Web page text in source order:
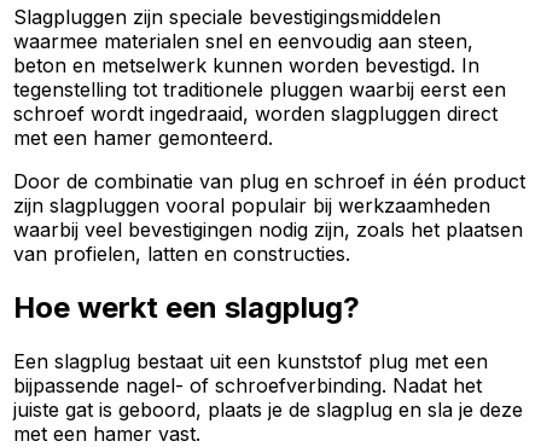
Slagpluggen zijn speciale bevestigingsmiddelen
waarmee materialen snel en eenvoudig aan steen,
beton en metselwerk kunnen worden bevestigd. In
tegenstelling tot traditionele pluggen waarbij eerst een
schroef wordt ingedraaid, worden slagpluggen direct
met een hamer gemonteerd.
Door de combinatie van plug en schroef in één product
zijn slagpluggen vooral populair bij werkzaamheden
waarbij veel bevestigingen nodig zijn, zoals het plaatsen
van profielen, latten en constructies.
Hoe werkt een slagplug?
Een slagplug bestaat uit een kunststof plug met een
bijpassende nagel- of schroefverbinding. Nadat het
juiste gat is geboord, plaats je de slagplug en sla je deze
met een hamer vast.